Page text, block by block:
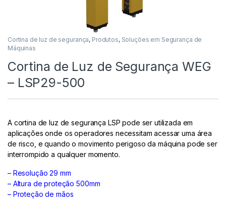
Cortina de luz de segurança, Produtos, Soluções em Segurança de
Máquinas
Cortina de Luz de Segurança WEG
– LSP29-500
A cortina de luz de segurança LSP pode ser utilizada em
aplicações onde os operadores necessitam acessar uma área
de risco, e quando o movimento perigoso da máquina pode ser
interrompido a qualquer momento.
– Resolução 29 mm
– Altura de proteção 500mm
– Proteção de mãos